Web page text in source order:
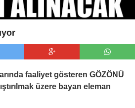
faaliyet gösteren GÖZÖNÜ
üzere bayan eleman